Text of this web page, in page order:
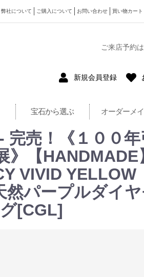
弊社について ご購入について お問い合わせ 買い物カート
ご来店予約
新規会員登録
宝石から選ぶ オーダーメ
売！《１００
【
VIVID
パープルダイ
[CGL]